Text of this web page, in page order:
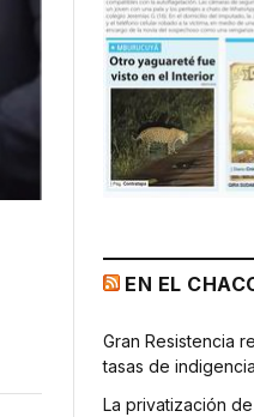
EN EL
Gran Resistencia
tasas de
La privatización